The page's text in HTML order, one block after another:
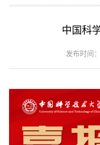
中国科
发布时间